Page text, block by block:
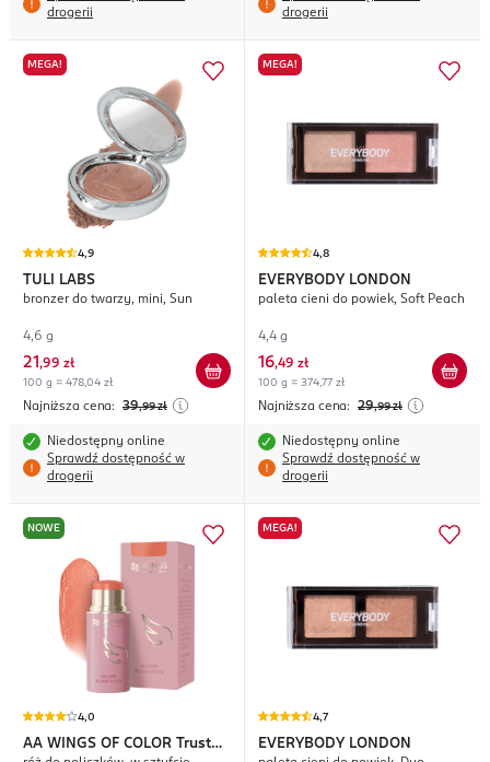
drogerii
drogerii
MEGA!
4,9
TULI LABS
bronzer do twarzy, mini, Sun
4,6 g
21 ,99 zł
100 g = 478,04 zł
Najniższa cena: 39,99 zł
Niedostępny online
Sprawdź dostępność w
drogerii
MEGA!
4,8
EVERYBODY LONDON
paleta cieni do powiek, Soft Peach
4,4 g
16,49 zł
100 g = 374,77 zł
Najniższa cena: 29,99 zł
Niedostępny online
Sprawdź dostępność w
drogerii
NOWE
4,0
AA WINGS OF COLOR Trust
MEGA!
4,7
EVERYBODY LONDON